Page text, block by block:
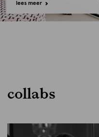
lees meer
collabs